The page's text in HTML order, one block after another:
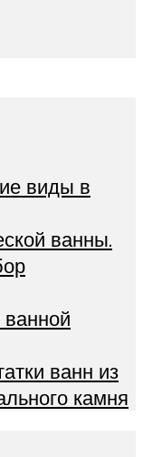
виды в
ванны.
ванной
ванн из
камня